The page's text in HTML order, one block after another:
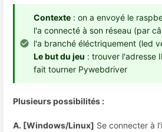
Contexte : on a envoyé le
l'a connecté à son réseau (par
l'a branché éléctriquement (led
Le but du jeu : trouver l'adresse
fait tourner Pywebdriver
Plusieurs possibilités :
A. [Windows/Linux] Se connecter à